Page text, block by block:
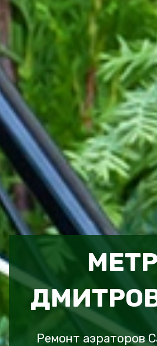
Ремонт аэраторов